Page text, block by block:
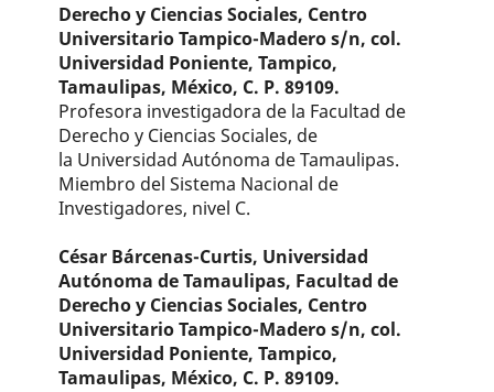
Derecho y Ciencias Sociales, Centro
Universitario Tampico-Madero s/n, col.
Universidad Poniente, Tampico,
Tamaulipas, México, C. P. 89109.
Profesora investigadora de la Facultad de
Derecho y Ciencias Sociales, de
la Universidad Autónoma de Tamaulipas.
Miembro del Sistema Nacional de
Investigadores, nivel C.
César Bárcenas-Curtis, Universidad
Autónoma de Tamaulipas, Facultad de
Derecho y Ciencias Sociales, Centro
Universitario Tampico-Madero s/n, col.
Universidad Poniente, Tampico,
Tamaulipas, México, C. P. 89109.